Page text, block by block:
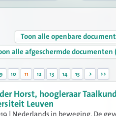
Toon alle openbare
alle afgeschermde
9 10 11 12 13 14 15 > >>
Horst, hoogleraar
Leuven
| Nederlands in beweging. De